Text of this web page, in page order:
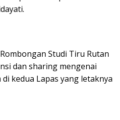
Studi Tiru Rutan
dan sharing mengenai
kedua Lapas yang letaknya